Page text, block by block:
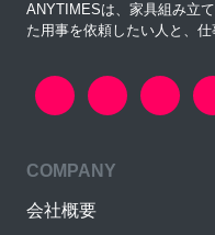
ANYTIMESは、家具組み立
た用事を依頼したい人と、
COMPANY
会社概要